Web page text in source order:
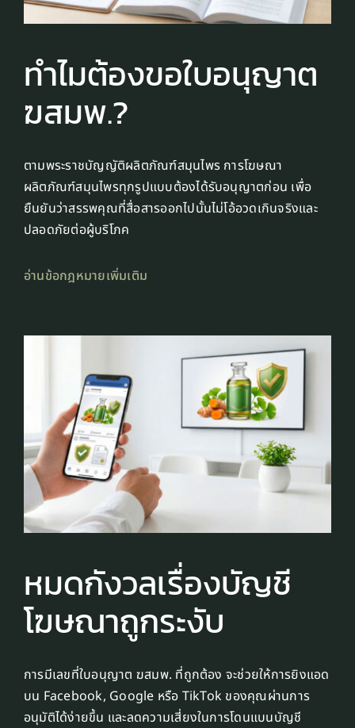
ทำไมต้องขอใบอนุญาต
ฆสมพ.?
ตามพระราชบัญญัติผลิตภัณฑ์สมุนไพร การโฆษณา
ผลิตภัณฑ์สมุนไพรทุกรูปแบบต้องได้รับอนุญาตก่อน เพื่อ
ยืนยันว่าสรรพคุณที่สื่อสารออกไปนั้นไม่โอ้อวดเกินจริงและ
ปลอดภัยต่อผู้บริโภค
อ่านข้อกฎหมายเพิ่มเติม
หมดกังวลเรื่องบัญชี
โฆษณาถูกระงับ
การมีเลขที่ใบอนุญาต ฆสมพ. ที่ถูกต้อง จะช่วยให้การยิงแอด
บน Facebook, Google หรือ TikTok ของคุณผ่านการ
อนุมัติได้ง่ายขึ้น และลดความเสี่ยงในการโดนแบนบัญชี